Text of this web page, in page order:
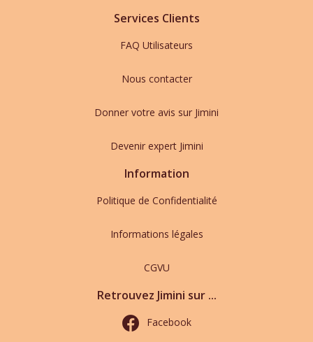
Services Clients
FAQ Utilisateurs
Nous contacter
Donner votre avis sur Jimini
Devenir expert Jimini
Information
Politique de Confidentialité
Informations légales
CGVU
Retrouvez Jimini sur ...
Facebook